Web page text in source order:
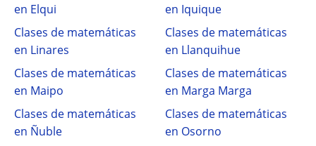
en Elqui
en Iquique
Clases de matemáticas
en Linares
Clases de matemáticas
en Llanquihue
Clases de matemáticas
en Maipo
Clases de matemáticas
en Marga Marga
Clases de matemáticas
en Ñuble
Clases de matemáticas
en Osorno